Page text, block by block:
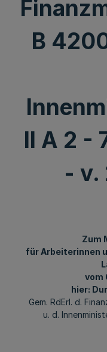
B
II A 2 -
- v.
Zum
für Arbeiterinnen
vom
hier:
Gem. RdErl. d.
u. d.